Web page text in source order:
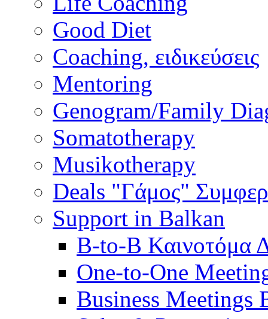
Good Diet
Coaching, ειδικεύσεις
Mentoring
Genogram/Family
Somatotherapy
Musikotherapy
Deals "Γάμος"
Support in Balkan
B-to-B Καινοτόμα
One-to-One
Business Meetings